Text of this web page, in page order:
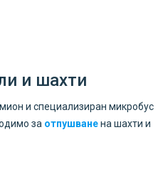
и шахти
и специализиран микробус
за отпушванена шахти и